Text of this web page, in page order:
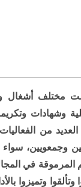
مختلف أشغال
وشهادات
العديد من
وجمعويين، سواء
المرموقة في
وتألقوا وتميزوا